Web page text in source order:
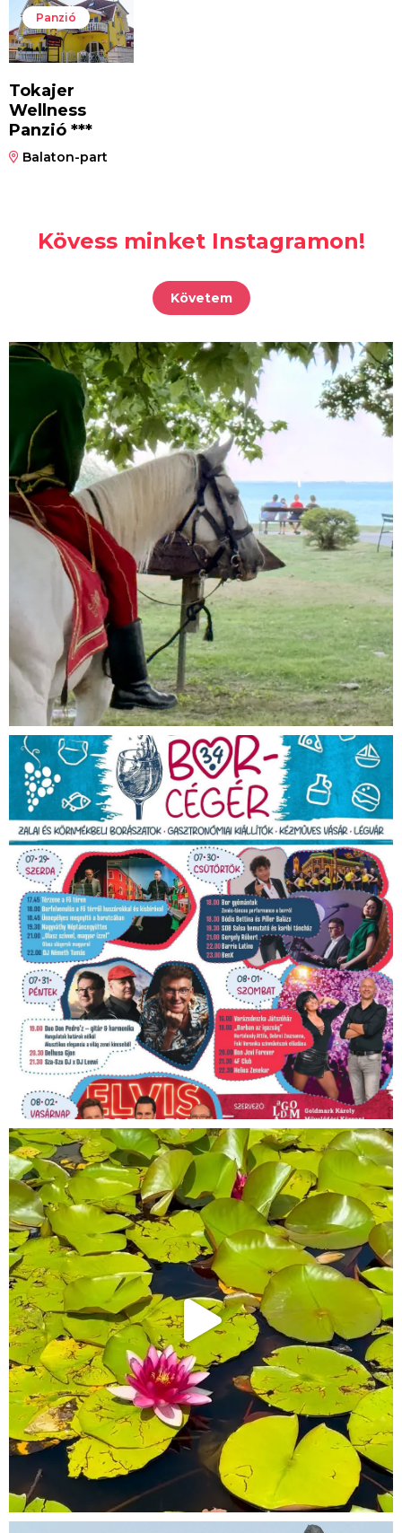
Panzió
Tokajer
Wellness
Panzió ***
Balaton-part
Kövess minket Instagramon!
Követem